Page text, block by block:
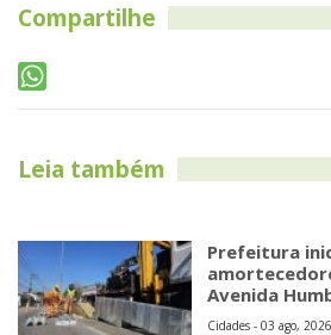
Compartilhe
Leia também
Prefeitura
Avenida
Cidades - 03 ago, 2026